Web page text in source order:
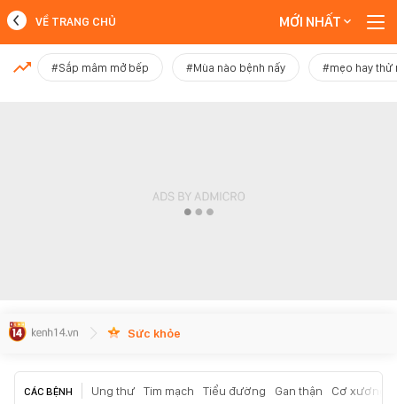
MỚI NHẤT
VỀ TRANG CHỦ MỚI NHẤT
#Sắp mâm mở bếp #Mùa nào bệnh nấy #mẹo hay thử
Sức khỏe
CÁC BỆNH Ung thư Tim mạch Tiểu đường Gan thận Cơ xương